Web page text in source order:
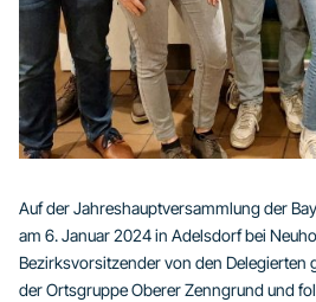
Auf der Jahreshauptversammlung der
am 6. Januar 2024 in Adelsdorf bei
Bezirksvorsitzender von den Delegierten
der Ortsgruppe Oberer Zenngrund und